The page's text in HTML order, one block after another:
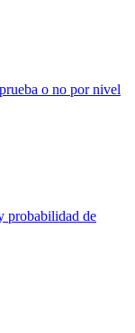
o no por nivel
probabilidad de